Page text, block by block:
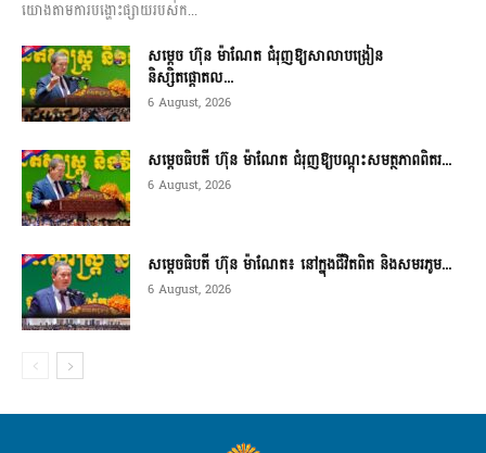
យោងតាមការបង្ហោះផ្សាយរបស់ក...
សម្តេច ហ៊ុន ម៉ាណែត ជំរុញឱ្យសាលាបង្រៀន
និស្សិតផ្តោតល...
6 August, 2026
សម្តេចធិបតី ហ៊ុន ម៉ាណែត ជំរុញឱ្យបណ្តុះសមត្ថភាពពិតរ...
6 August, 2026
សម្តេចធិបតី ហ៊ុន ម៉ាណែត៖ នៅក្នុងជីវិតពិត និងសមរភូម...
6 August, 2026